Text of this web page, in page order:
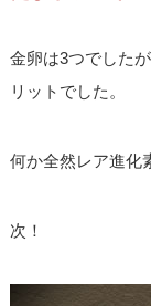
金卵は3つでした
リットでした。
何か全然レア進化
次！